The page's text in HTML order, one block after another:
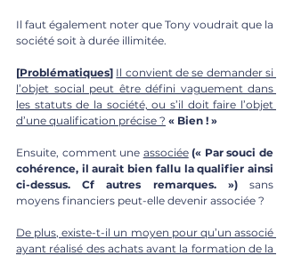
Il faut également noter que Tony voudrait que la
société soit à durée illimitée.
[Problématiques] Il convient de se demander si
l’objet social peut être défini vaguement dans
les statuts de la société, ou s’il doit faire l’objet
d’une qualification précise ? « Bien ! »
Ensuite, comment une associée (« Par souci de
cohérence, il aurait bien fallu la qualifier ainsi
ci-dessus. Cf autres remarques. ») sans
moyens financiers peut-elle devenir associée ?
De plus, existe-t-il un moyen pour qu’un associé
ayant réalisé des achats avant la formation de la